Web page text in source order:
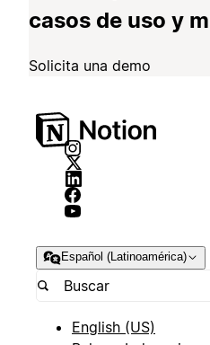
casos de uso y
Solicita una demo
Español (Latinoamérica)
English (US)